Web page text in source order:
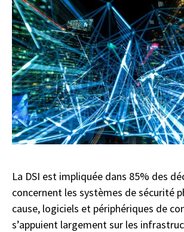
La DSI est impliquée dans 85% des
concernent les systèmes de sécurité
cause, logiciels et périphériques de
s’appuient largement sur les